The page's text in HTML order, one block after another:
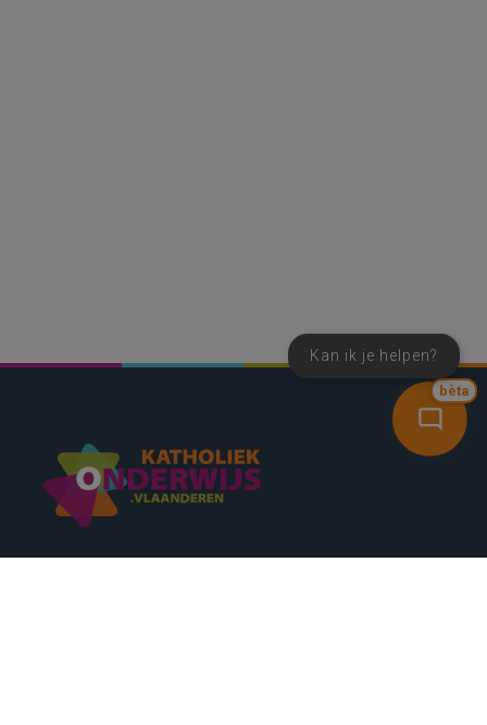
bèta
Kan ik je helpen?